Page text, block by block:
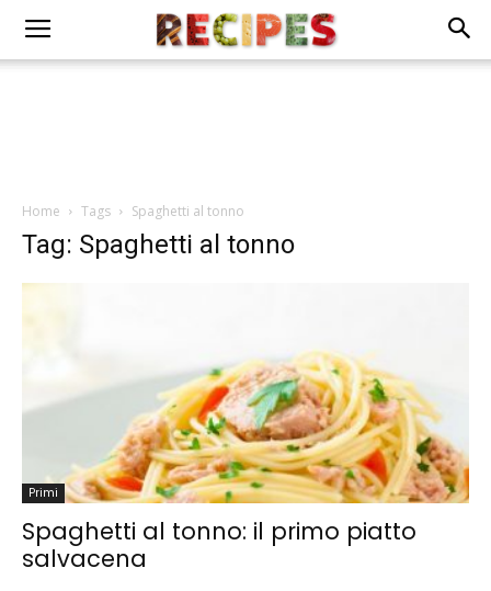
Home Tags Spaghetti al tonno
Tag: Spaghetti al tonno
Primi
Spaghetti al tonno: il primo piatto
salvacena